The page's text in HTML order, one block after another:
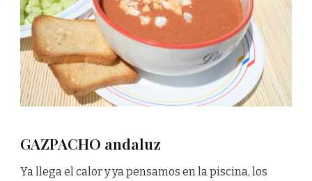
GAZPACHO andaluz
Ya llega el calor y ya pensamos en la piscina, los